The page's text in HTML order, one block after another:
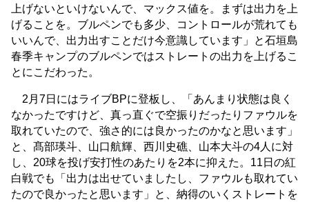
上げないといけないんで、マックス値を。まずは出力を上
げることを。ブルペンでも多少、コントロールが荒れても
いいんで、出力出すことだけ今意識しています」と石垣島
春季キャンプのブルペンではストレートの出力を上げるこ
とにこだわった。
2月7日にはライブBPに登板し、「あんまり状態は良く
なかったですけど、真っ直ぐで空振りだったりファウルを
取れていたので、強さ的には良かったのかなと思います」
と、髙部瑛斗、山口航輝、西川史礁、山本大斗の4人に対
し、20球を投げ安打性のあたりを2本に抑えた。11日の紅
白戦でも「出力は出せていましたし、ファウルも取れてい
たので良かったと思います」と、納得のいくストレートを